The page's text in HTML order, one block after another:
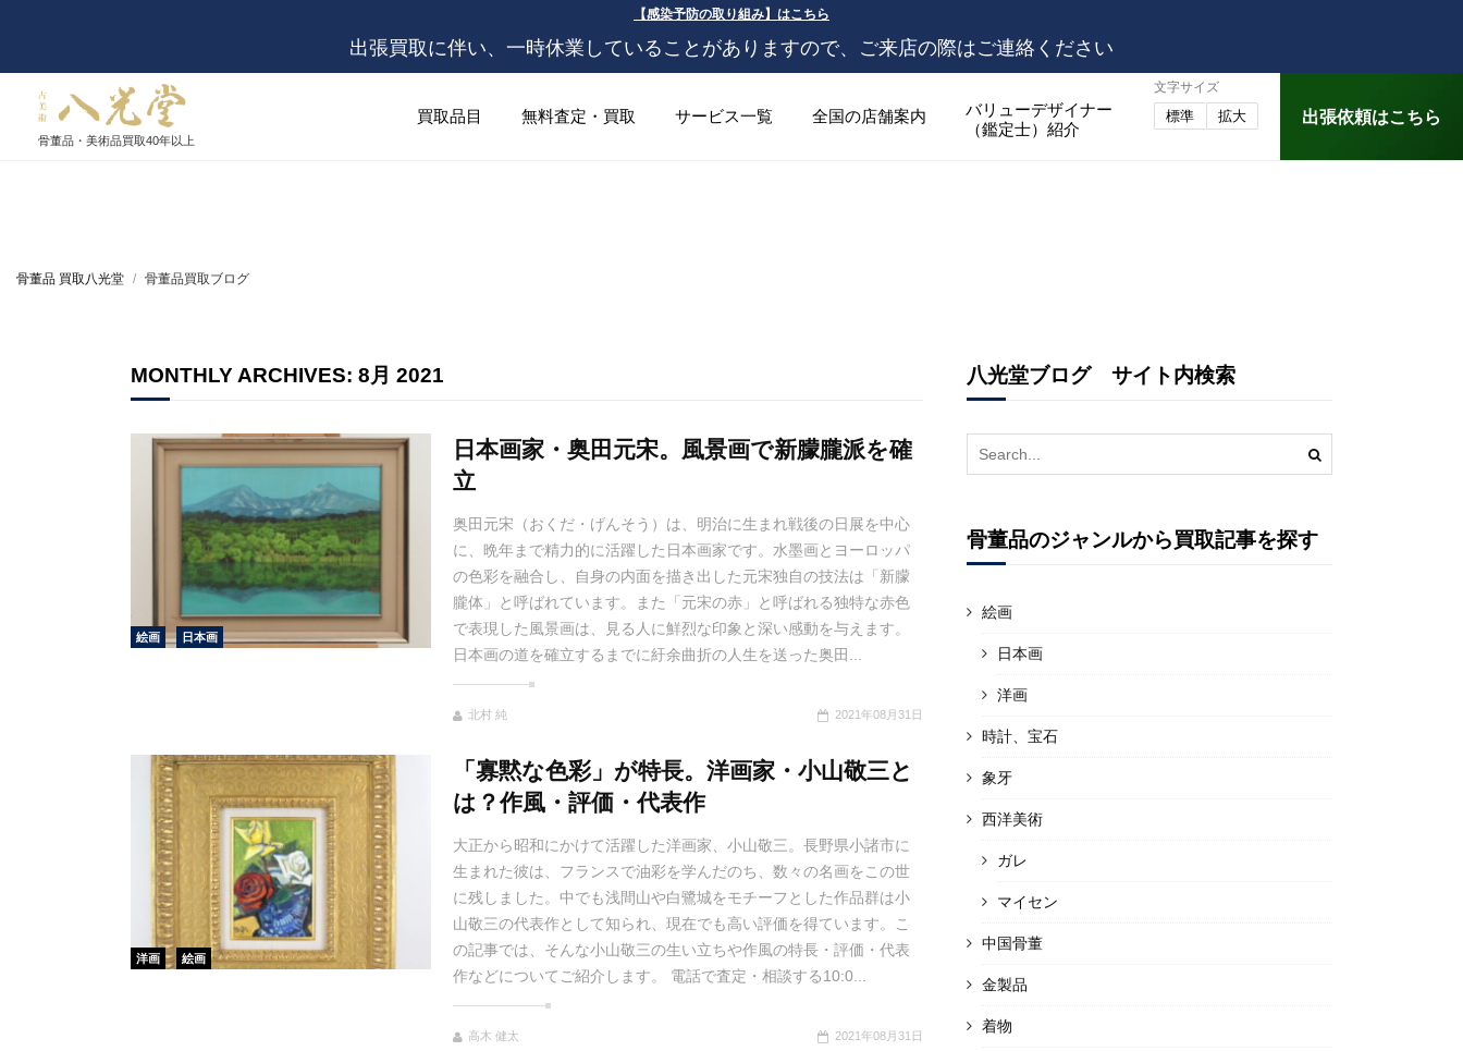
【感染予防の取り組み】はこちら
出張買取に伴い、一時休業していることがありますので、ご来店の際はご連絡ください
骨董品・美術品買取40年以上
買取品目 無料査定・買取 サービス一覧 全国の店舗案内
バリューデザイナー
（鑑定士）紹介
文字サイズ
標準 拡大 出張依頼はこちら
骨董品 買取八光堂 骨董品買取ブログ
MONTHLY ARCHIVES: 8月 2021
絵画 日本画
日本画家・奥田元宋。風景画で新朦朧派を確
立
奥田元宋（おくだ・げんそう）は、明治に生まれ戦後の日展を中心
に、晩年まで精力的に活躍した日本画家です。水墨画とヨーロッパ
の色彩を融合し、自身の内面を描き出した元宋独自の技法は「新朦
朧体」と呼ばれています。また「元宋の赤」と呼ばれる独特な赤色
で表現した風景画は、見る人に鮮烈な印象と深い感動を与えます。
日本画の道を確立するまでに紆余曲折の人生を送った奥田...
北村 純 2021年08月31日
洋画 絵画
「寡黙な色彩」が特長。洋画家・小山敬三と
は？作風・評価・代表作
大正から昭和にかけて活躍した洋画家、小山敬三。長野県小諸市に
生まれた彼は、フランスで油彩を学んだのち、数々の名画をこの世
に残しました。中でも浅間山や白鷺城をモチーフとした作品群は小
山敬三の代表作として知られ、現在でも高い評価を得ています。こ
の記事では、そんな小山敬三の生い立ちや作風の特長・評価・代表
作などについてご紹介します。 電話で査定・相談する10:0...
高木 健太 2021年08月31日
八光堂ブログ サイト内検索
Search
for:
骨董品のジャンルから買取記事を探す
絵画
日本画
洋画
時計、宝石
象牙
西洋美術
ガレ
マイセン
中国骨董
金製品
着物